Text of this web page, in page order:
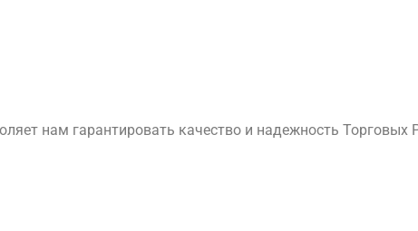
нам гарантировать качество и надежность Торговых